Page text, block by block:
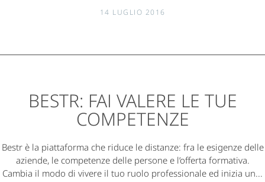
14 LUGLIO 2016
BESTR: FAI VALERE LE TUE
COMPETENZE
Bestr è la piattaforma che riduce le distanze: fra le esigenze delle
aziende, le competenze delle persone e l’offerta formativa.
Cambia il modo di vivere il tuo ruolo professionale ed inizia un...